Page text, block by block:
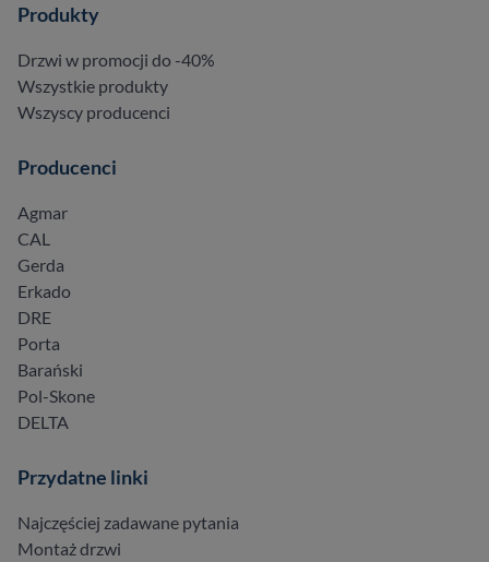
Produkty
Drzwi w promocji do -40%
Wszystkie produkty
Wszyscy producenci
Producenci
Agmar
CAL
Gerda
Erkado
DRE
Porta
Barański
Pol-Skone
DELTA
Przydatne linki
Najczęściej zadawane pytania
Montaż drzwi